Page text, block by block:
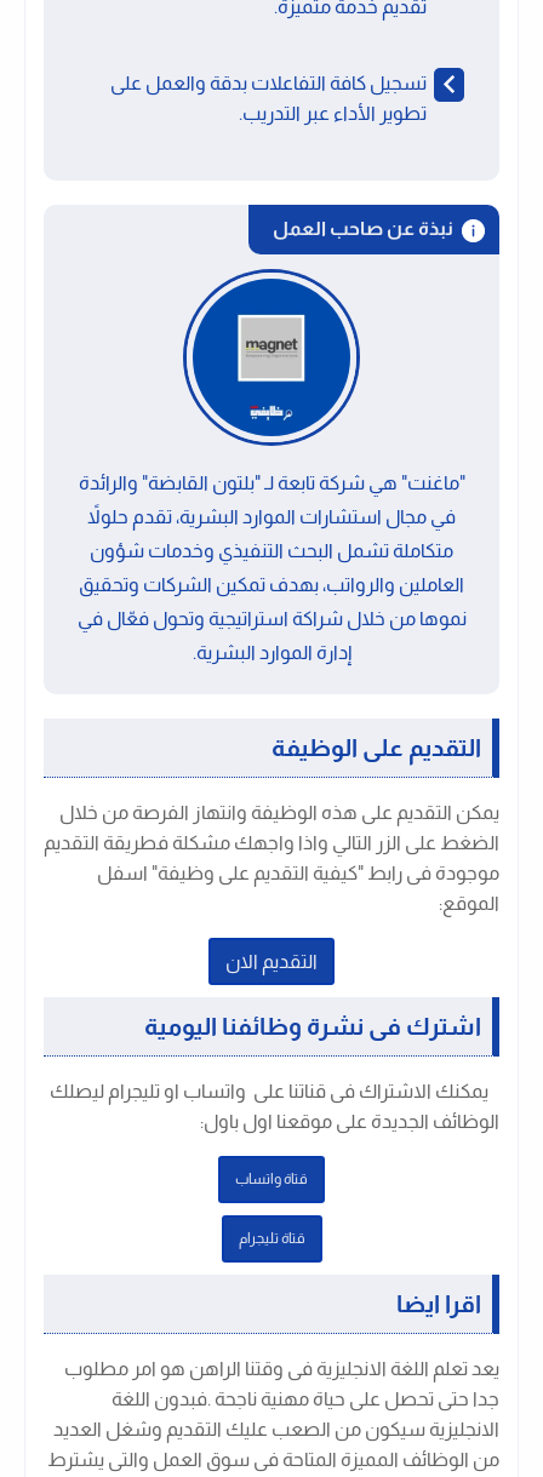
تقديم خدمة متميزة.
تسجيل كافة التفاعلات بدقة والعمل على
تطوير الأداء عبر التدريب.
نبذة عن صاحب العمل
"ماغنت" هي شركة تابعة لـ "بلتون القابضة" والرائدة
في مجال استشارات الموارد البشرية، تقدم حلولاً
متكاملة تشمل البحث التنفيذي وخدمات شؤون
العاملين والرواتب، بهدف تمكين الشركات وتحقيق
نموها من خلال شراكة استراتيجية وتحول فعّال في
إدارة الموارد البشرية.
التقديم على الوظيفة
يمكن التقديم على هذه الوظيفة وانتهاز الفرصة من خلال
الضغط على الزر التالي واذا واجهك مشكلة فطريقة التقديم
موجودة فى رابط "كيفية التقديم على وظيفة" اسفل
الموقع:
التقديم الان
اشترك فى نشرة وظائفنا اليومية
يمكنك الاشتراك فى قناتنا على واتساب او تليجرام ليصلك
الوظائف الجديدة على موقعنا اول باول:
قتاة واتساب
قتاة تليجرام
اقرا ايضا
يعد تعلم اللغة الانجليزية فى وقتنا الراهن هو امر مطلوب
جدا حتى تحصل على حياة مهنية ناجحة .فبدون اللغة
الانجليزية سيكون من الصعب عليك التقديم وشغل العديد
من الوظائف المميزة المتاحة فى سوق العمل والتى يشترط